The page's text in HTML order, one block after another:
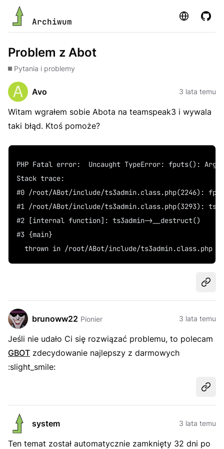
Archiwum Strona
Problem z Abot
Pytania i problemy
Avo 3 lata temu
Witam wgrałem sobie Abota na teamspeak3 i wywala
taki błąd. Ktoś pomoże?
PHP Fatal error:  Uncaught TypeError: fputs():
Stack trace:
#0 /root/ABot/include/ts3admin.class.php(2246):
#1 /root/ABot/include/ts3admin.class.php(3293):
#2 [internal function]: ts3admin->__destruct()
#3 {main}
thrown in /root/ABot/include/ts3admin.class.php
brunoww22 Pionier 3 lata temu
Jeśli nie udało Ci się rozwiązać problemu, to polecam
GBOT zdecydowanie najlepszy z darmowych
:slight_smile:
system 3 lata temu
Ten temat został automatycznie zamknięty 32 dni po